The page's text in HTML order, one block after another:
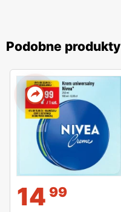
Podobne produkty
14 99